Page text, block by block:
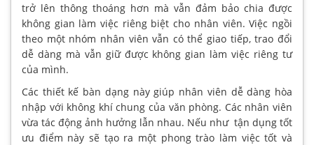
trở lên thông thoáng hơn mà vẫn đảm bảo chia được
không gian làm việc riêng biệt cho nhân viên. Việc ngồi
theo một nhóm nhân viên vẫn có thể giao tiếp, trao đổi
dễ dàng mà vẫn giữ được không gian làm việc riêng tư
của mình.
Các thiết kế bàn dạng này giúp nhân viên dễ dàng hòa
nhập với không khí chung của văn phòng. Các nhân viên
vừa tác động ảnh hưởng lẫn nhau. Nếu như tận dụng tốt
ưu điểm này sẽ tạo ra một phong trào làm việc tốt và